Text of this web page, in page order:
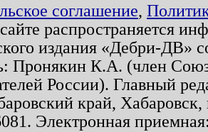
соглашение,
распространяется
издания «Дебри-ДВ»
Пронякин К.А. (член
России). Главный
край,
Электронная